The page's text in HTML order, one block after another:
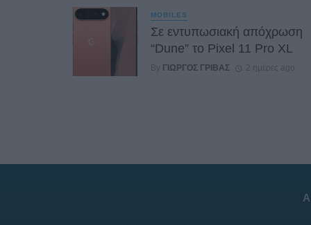
MOBILES
Σε εντυπωσιακή απόχρωση
“Dune” το Pixel 11 Pro XL
By ΓΙΏΡΓΟΣ ΓΡΊΒΑΣ 2 ημέρες ago